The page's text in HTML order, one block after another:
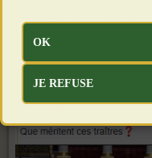
OK
JE REFUSE